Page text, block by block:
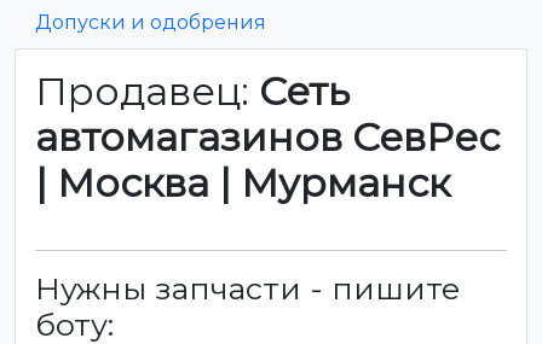
Допуски и одобрения
Продавец: Сеть
автомагазинов СевРес
| Москва | Мурманск
Нужны запчасти - пишите
боту: